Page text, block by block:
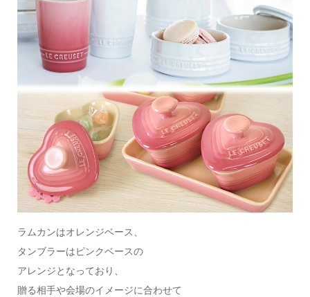
ラムカンはオレンジベース、
タンブラーはピンクベースの
アレンジとなっており、
贈る相手や会場のイメージに合わせて